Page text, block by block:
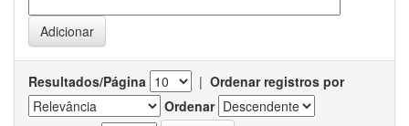
Resultados/Página | Ordenar registros por
Ordenar